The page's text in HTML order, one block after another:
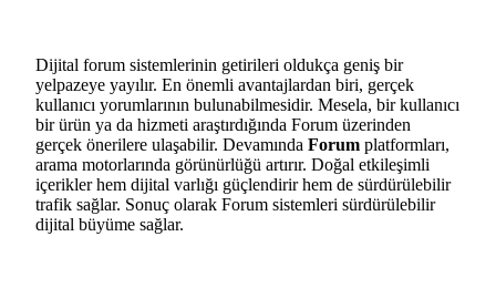
Dijital forum sistemlerinin getirileri oldukça geniş bir
yelpazeye yayılır. En önemli avantajlardan biri, gerçek
kullanıcı yorumlarının bulunabilmesidir. Mesela, bir kullanıcı
bir ürün ya da hizmeti araştırdığında Forum üzerinden
gerçek önerilere ulaşabilir. Devamında Forum platformları,
arama motorlarında görünürlüğü artırır. Doğal etkileşimli
içerikler hem dijital varlığı güçlendirir hem de sürdürülebilir
trafik sağlar. Sonuç olarak Forum sistemleri sürdürülebilir
dijital büyüme sağlar.